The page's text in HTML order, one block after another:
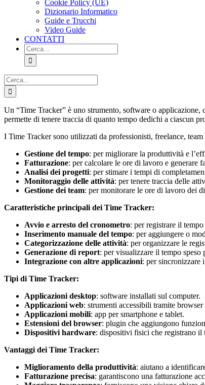
Cookie Policy (UE)
Dizionario Informatico
Guide e Trucchi
Video Guide
CONTATTI
Cerca
per:
Cerca
per:
Un “Time Tracker” è uno strumento, software o
permette di tenere traccia di quanto tempo dedichi a ciascun
I Time Tracker sono utilizzati da professionisti, freelance,
Gestione del tempo: per migliorare la produttività e
Fatturazione: per calcolare le ore di lavoro e generare
Analisi dei progetti: per stimare i tempi di
Monitoraggio delle attività: per tenere traccia delle
Gestione dei team: per monitorare le ore di lavoro dei
Caratteristiche principali dei Time Tracker:
Avvio e arresto del cronometro: per registrare il
Inserimento manuale del tempo: per aggiungere o
Categorizzazione delle attività: per organizzare le
Generazione di report: per visualizzare il tempo
Integrazione con altre applicazioni: per sincronizzare
Tipi di Time Tracker:
Applicazioni desktop: software installati sul computer.
Applicazioni web: strumenti accessibili tramite browser
Applicazioni mobili: app per smartphone e tablet.
Estensioni del browser: plugin che aggiungono
Dispositivi hardware: dispositivi fisici che registrano il
Vantaggi dei Time Tracker:
Miglioramento della produttività: aiutano a
Fatturazione precisa: garantiscono una fatturazione